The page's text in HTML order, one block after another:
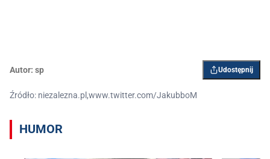
Autor: sp Udostępnij
Źródło: niezalezna.pl,www.twitter.com/JakubboM
HUMOR